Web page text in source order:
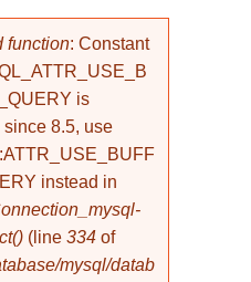
function: Constant
is
8.5, use
instead in
(line 334 of
mysql/datab